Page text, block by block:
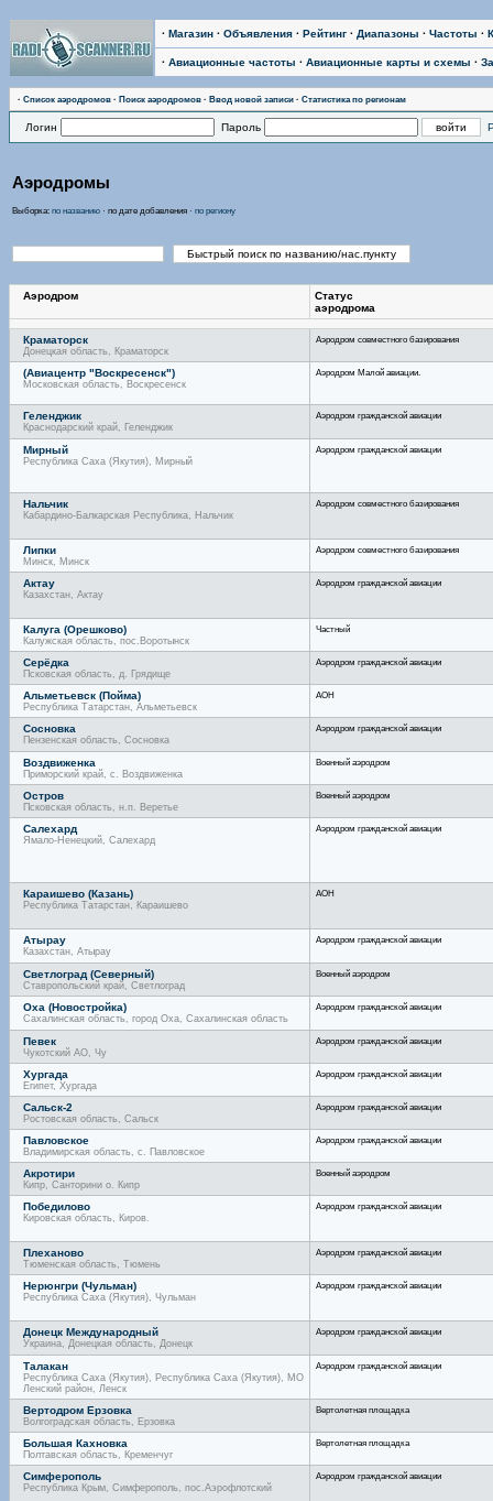
· Магазин · Объявления · Рейтинг · Диапазоны · Частоты ·
· Авиационные частоты · Авиационные карты и схемы ·
· Список аэродромов · Поиск аэродромов · Ввод новой записи · Статистика по регионам
Логин Пароль
Аэродромы
Выборка: по названию · по дате добавления · по региону
Аэродром
Статус
аэродрома
Краматорск
Донецкая область, Краматорск
Аэродром совместного базирования
(Авиацентр "Воскресенск")
Московская область, Воскресенск
Аэродром Малой авиации.
Геленджик
Краснодарский край, Геленджик
Аэродром гражданской авиации
Мирный
Республика Саха (Якутия), Мирный
Аэродром гражданской авиации
Нальчик
Кабардино-Балкарская Республика, Нальчик
Аэродром совместного базирования
Липки
Минск, Минск
Аэродром совместного базирования
Актау
Казахстан, Актау
Аэродром гражданской авиации
Калуга (Орешково)
Калужская область, пос.Воротынск
Частный
Серёдка
Псковская область, д. Грядище
Аэродром гражданской авиации
Альметьевск (Пойма)
Республика Татарстан, Альметьевск
АОН
Сосновка
Пензенская область, Сосновка
Аэродром гражданской авиации
Воздвиженка
Приморский край, с. Воздвиженка
Военный аэродром
Остров
Псковская область, н.п. Веретье
Военный аэродром
Салехард
Ямало-Ненецкий, Салехард
Аэродром гражданской авиации
Караишево (Казань)
Республика Татарстан, Караишево
АОН
Атырау
Казахстан, Атырау
Аэродром гражданской авиации
Светлоград (Северный)
Ставропольский край, Светлоград
Военный аэродром
Оха (Новостройка)
Сахалинская область, город Оха, Сахалинская область
Аэродром гражданской авиации
Певек
Чукотский АО, Чу
Аэродром гражданской авиации
Хургада
Египет, Хургада
Аэродром гражданской авиации
Сальск-2
Ростовская область, Сальск
Аэродром гражданской авиации
Павловское
Владимирская область, с. Павловское
Аэродром гражданской авиации
Акротири
Кипр, Санторини о. Кипр
Военный аэродром
Победилово
Кировская область, Киров.
Аэродром гражданской авиации
Плеханово
Тюменская область, Тюмень
Аэродром гражданской авиации
Нерюнгри (Чульман)
Республика Саха (Якутия), Чульман
Аэродром гражданской авиации
Донецк Международный
Украина, Донецкая область, Донецк
Аэродром гражданской авиации
Талакан
Республика Саха (Якутия), Республика Саха (Якутия), МО
Ленский район, Ленск
Аэродром гражданской авиации
Вертодром Ерзовка
Волгоградская область, Ерзовка
Вертолетная площадка
Большая Кахновка
Полтавская область, Кременчуг
Вертолетная площадка
Симферополь
Республика Крым, Симферополь, пос.Аэрофлотский
Аэродром гражданской авиации